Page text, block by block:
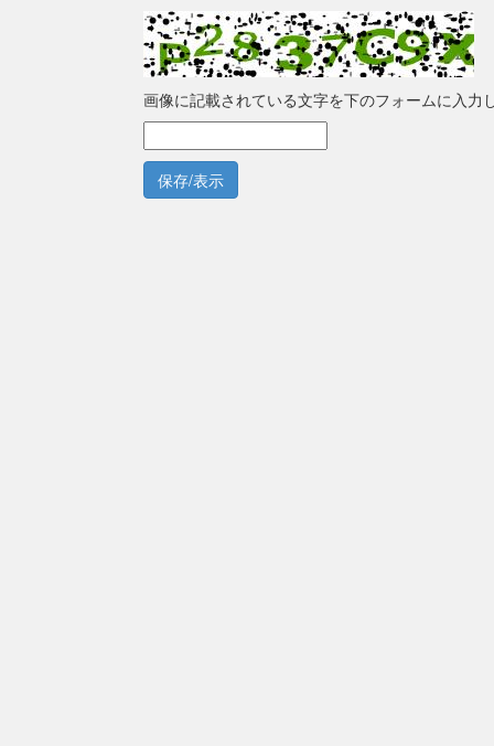
画像に記載されている文字を下のフォームに入力
保存/表示